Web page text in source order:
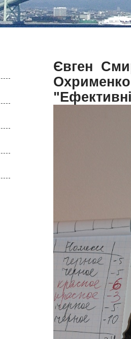
Євген